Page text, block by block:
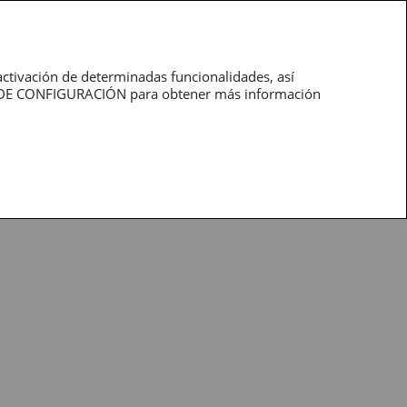
de determinadas funcionalidades, así
CONFIGURACIÓN para obtener más información